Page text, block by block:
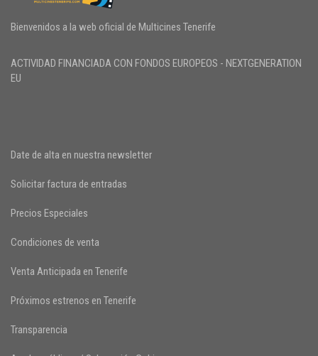
Bienvenidos a la web oficial de Multicines Tenerife
ACTIVIDAD FINANCIADA CON FONDOS EUROPEOS - NEXTGENERATION
EU
Date de alta en nuestra newsletter
Solicitar factura de entradas
Precios Especiales
Condiciones de venta
Venta Anticipada en Tenerife
Próximos estrenos en Tenerife
Transparencia